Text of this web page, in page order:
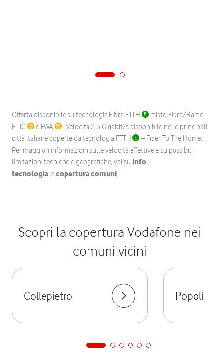
Offerta disponibile su tecnologia Fibra FTTH
misto Fibra/Rame
FTTC
e FWA
. Velocità 2,5 Gigabit/s disponibile nelle principali
città italiane coperte da tecnologia FTTH
– Fiber To The Home.
Per maggiori informazioni sulle velocità effettive e su possibili
limitazioni tecniche e geografiche, vai su info
tecnologia e copertura comuni.
Scopri la copertura Vodafone nei
comuni vicini
Collepietro Popoli